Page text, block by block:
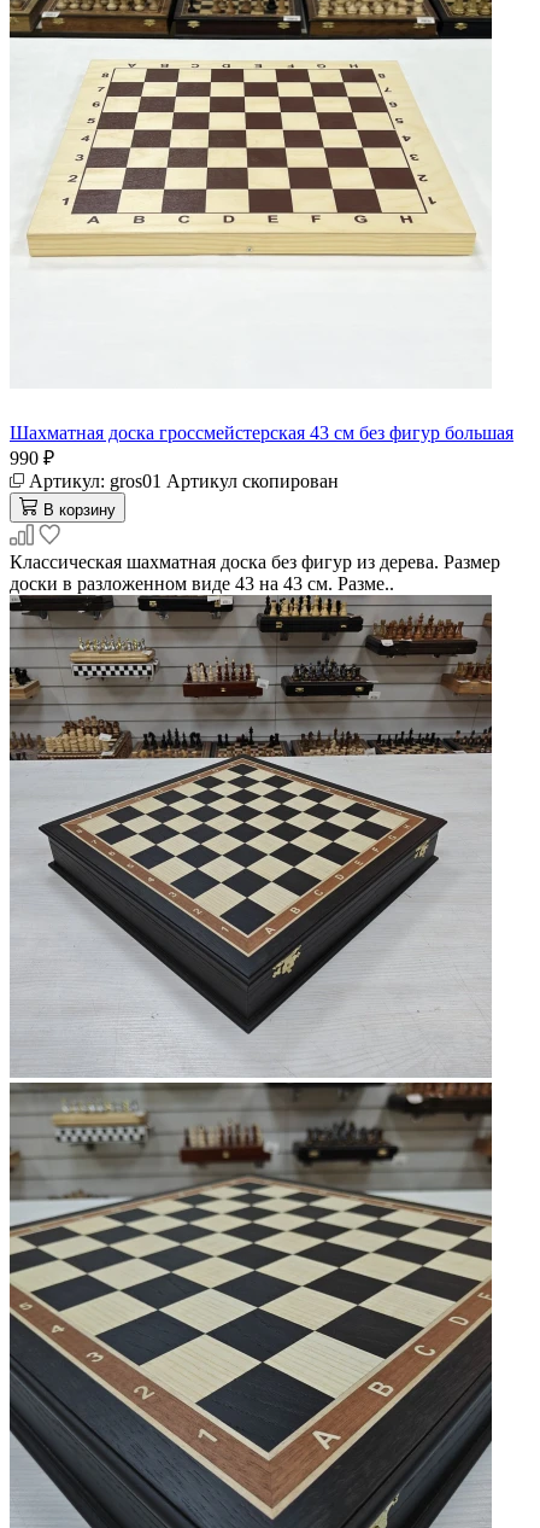
Шахматная доска гроссмейстерская 43 см без фигур большая
990 ₽
Артикул: gros01 Артикул скопирован
В корзину
Классическая шахматная доска без фигур из дерева. Размер
доски в разложенном виде 43 на 43 см. Разме..